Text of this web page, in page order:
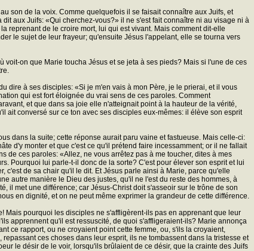
son de la voix. Comme quelquefois il se faisait connaître aux Juifs, et
aux Juifs: «Qui cherchez-vous?» il ne s'est fait connaître ni au visage ni à
reprenant de le croire mort, lui qui est vivant. Mais comment dit-elle
le sujet de leur frayeur; qu'ensuite Jésus l'appelant, elle se tourna vers
on que Marie toucha Jésus et se jeta à ses pieds? Mais si l'une de ces
dire à ses disciples: «Si je m'en vais à mon Père, je le prierai, et il vous
qui est fort éloignée du vrai sens de ces paroles. Comment
et que dans sa joie elle n'atteignait point à la hauteur de la vérité,
ait conversé sur ce ton avec ses disciples eux-mêmes: il élève son esprit
dans la suite; cette réponse aurait paru vaine et fastueuse. Mais celle-ci:
d'y monter et que c'est ce qu'il prétend faire incessamment; or il ne fallait
de ces paroles: «Allez, ne vous arrêtez pas à me toucher, dites à mes
Pourquoi lui parle-t-il donc de la sorte? C'est pour élever son esprit et lui
c'est de sa chair qu'il le dit. Et Jésus parle ainsi à Marie, parce qu'elle
autre manière le Dieu des justes, qu'il ne l'est du reste des hommes, à
il met une différence; car Jésus-Christ doit s'asseoir sur le trône de son
en dignité, et on ne peut même exprimer la grandeur de cette différence.
Mais pourquoi les disciples ne s'affligèrent-ils pas en apprenant que leur
apprennent qu'il est ressuscité, de quoi s'affligeraient-ils? Marie annonça
ce rapport, ou ne croyaient point cette femme, ou, s'ils la croyaient,
repassant ces choses dans leur esprit, ils ne tombassent dans la tristesse et
le désir de le voir, lorsqu'ils brûlaient de ce désir, que la crainte des Juifs